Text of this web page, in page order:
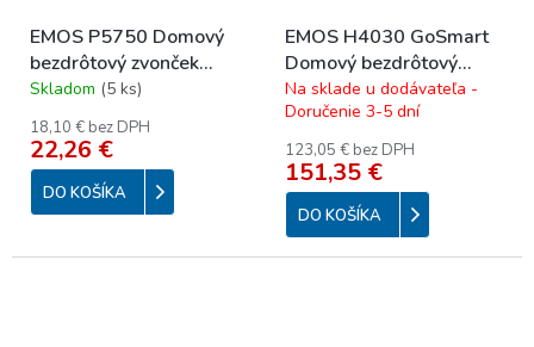
EMOS P5750 Domový
bezdrôtový zvonček
P5750
Skladom (5 ks)
18,10 € bez DPH
22,26 €
DO KOŠÍKA
EMOS H4030 GoSmart
Domový bezdrôtový
batériový videozvonček
IP-09D s Wi-Fi a
solárnym panelom
Na sklade u dodávateľa -
Doručenie 3-5 dní
123,05 € bez DPH
151,35 €
DO KOŠÍKA